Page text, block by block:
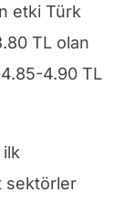
etki Türk
TL olan
4.90 TL
ilk
sektörler